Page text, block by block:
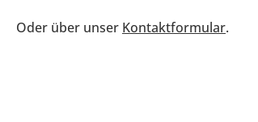
Oder über unser Kontaktformular.